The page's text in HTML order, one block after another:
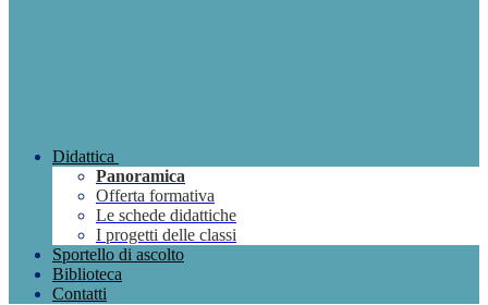
Didattica
Panoramica
Offerta formativa
Le schede didattiche
I progetti delle classi
Sportello di ascolto
Biblioteca
Contatti